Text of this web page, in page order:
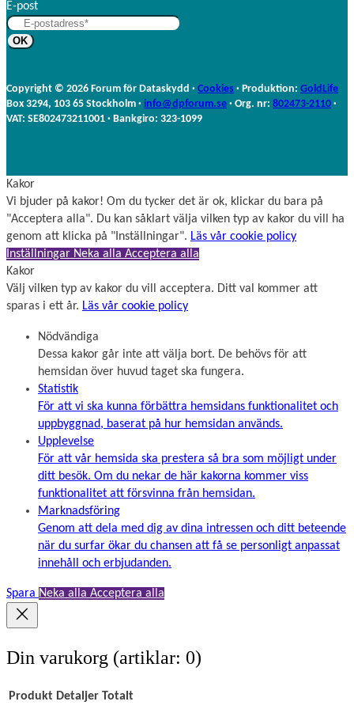
a
m
n
E-post
Copyright © 2026 Forum för Dataskydd · Cookies · Produktion: GoldLife
Box 3294, 103 65 Stockholm · info@dpforum.se · Org. nr: 802473-2110 ·
VAT: SE802473211001 · Bankgiro: 323-1099
Kakor
Vi bjuder på kakor! Om du tycker det är ok, klickar du bara på
"Acceptera alla". Du kan såklart välja vilken typ av kakor du vill ha
genom att klicka på "Inställningar". Läs vår cookie policy
Inställningar Neka alla Acceptera alla
Kakor
Välj vilken typ av kakor du vill acceptera. Ditt val kommer att
sparas i ett år. Läs vår cookie policy
Nödvändiga
Dessa kakor går inte att välja bort. De behövs för att
hemsidan över huvud taget ska fungera.
Statistik
För att vi ska kunna förbättra hemsidans funktionalitet och
uppbyggnad, baserat på hur hemsidan används.
Upplevelse
För att vår hemsida ska prestera så bra som möjligt under
ditt besök. Om du nekar de här kakorna kommer viss
funktionalitet att försvinna från hemsidan.
Marknadsföring
Genom att dela med dig av dina intressen och ditt beteende
när du surfar ökar du chansen att få se personligt anpassat
innehåll och erbjudanden.
Spara Neka alla Acceptera alla
Din varukorg (artiklar: 0)
Produkt Detaljer Totalt